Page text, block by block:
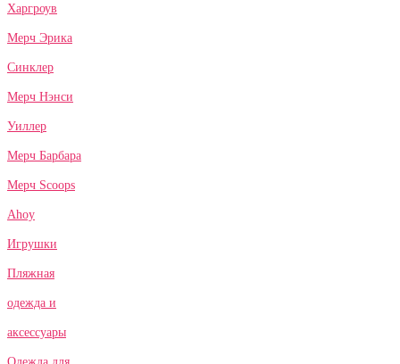
Харгроув
Мерч Эрика
Синклер
Мерч Нэнси
Уиллер
Мерч Барбара
Мерч Scoops
Ahoy
Игрушки
Пляжная
одежда и
аксессуары